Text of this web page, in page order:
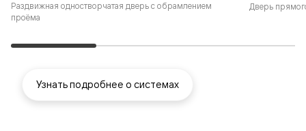
Раздвижная одностворчатая дверь с обрамлением
проёма
Дверь
Узнать подробнее о системах